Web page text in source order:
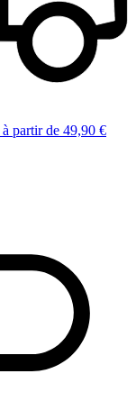
à partir de 49,90 €